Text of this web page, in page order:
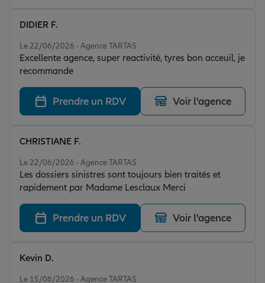
Le 22/06/2026 - Agence TARTAS
Excellente agence, super reactivité, tyres bon acceuil, je
recommande
DIDIER F.
Prendre un RDV Voir l'agence
Le 22/06/2026 - Agence TARTAS
Les dossiers sinistres sont toujours bien traités et
rapidement par Madame Lesclaux Merci
CHRISTIANE F.
Prendre un RDV Voir l'agence
Le 15/06/2026 - Agence TARTAS
Kevin D.